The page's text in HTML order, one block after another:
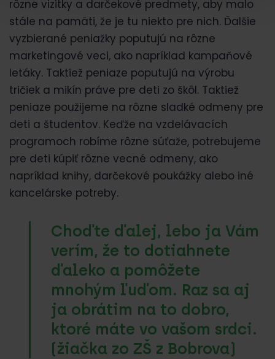
rôzne vizitky a darčekové predmety, aby malo
stále na pamäti, že je tu niekto pre nich. Ďalšie
vyzbierané peniažky poputujú na rôzne
marketingové veci, ako napríklad kampaňové
letáky. Taktiež peniaze poputujú na výrobu
tričiek a mikín práve pre deti zo škôl. Taktiež
peniaze použijeme na rôzne sladké odmeny pre
deti a študentov. Keďže na vzdelávacích
programoch robíme rôzne súťaže, potrebujeme
pre deti kúpiť rôzne vecné odmeny, ako
napríklad knihy, darčekové poukážky alebo iné
kancelárske potreby.
Choďte ďalej, lebo ja Vám
verím, že to dotiahnete
ďaleko a pomôžete
mnohým ľuďom. Raz sa aj
ja obrátim na to dobro,
ktoré máte vo vašom srdci.
(žiačka zo ZŠ z Bobrova)